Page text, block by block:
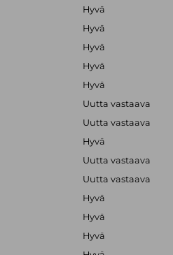
Hyvä
Hyvä
Hyvä
Hyvä
Hyvä
Uutta vastaava
Uutta vastaava
Hyvä
Uutta vastaava
Uutta vastaava
Hyvä
Hyvä
Hyvä